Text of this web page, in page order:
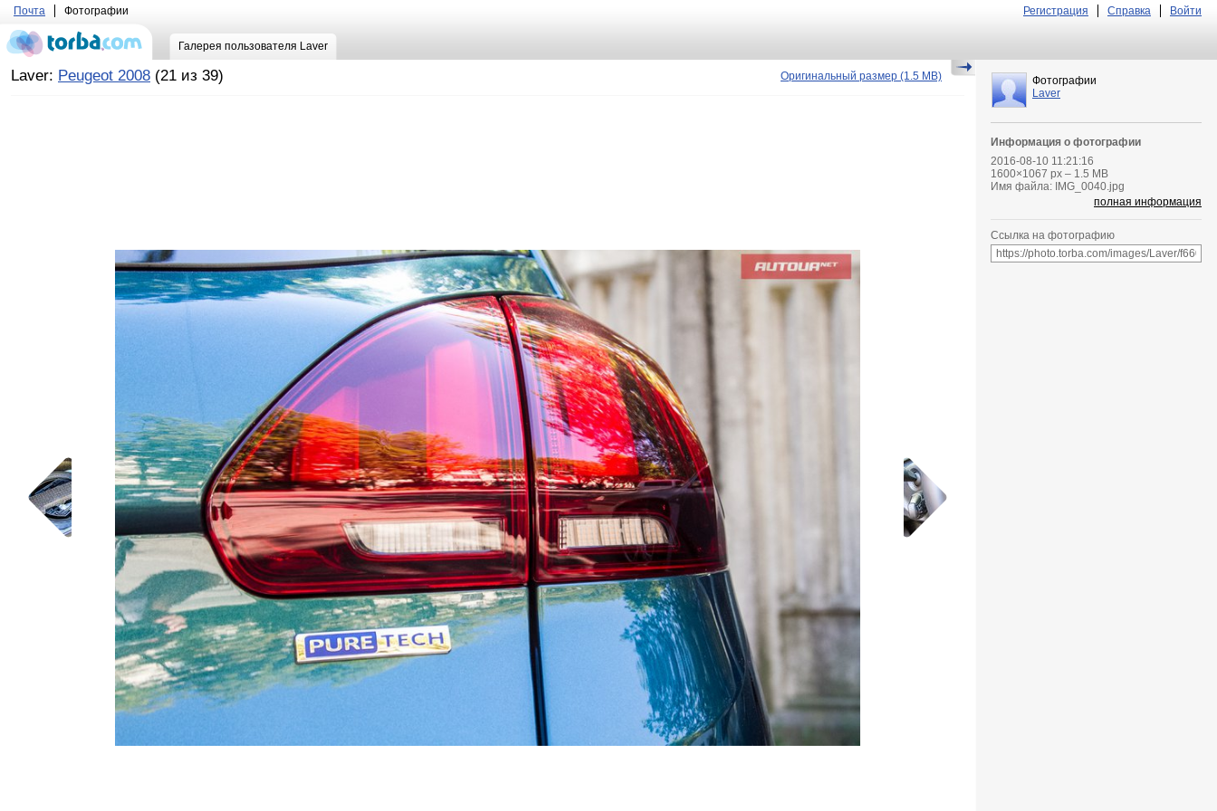
Почта Фотографии Регистрация Справка Войти
Галерея пользователя Laver
Laver: Peugeot 2008 (21 из 39) Оригинальный размер (1.5 MB)
Фотографии
Laver
Информация о фотографии
2016-08-10 11:21:16
1600×1067 px – 1.5 MB
Имя файла: IMG_0040.jpg
полная информация
Ссылка на фотографию